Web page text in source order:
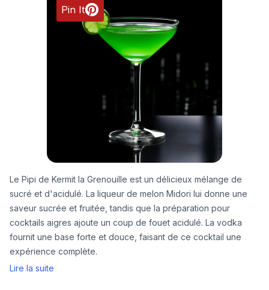
Pin It
Le Pipi de Kermit la Grenouille est un délicieux mélange de
sucré et d'acidulé. La liqueur de melon Midori lui donne une
saveur sucrée et fruitée, tandis que la préparation pour
cocktails aigres ajoute un coup de fouet acidulé. La vodka
fournit une base forte et douce, faisant de ce cocktail une
expérience complète.
Lire la suite